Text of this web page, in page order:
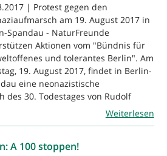
| Protest gegen den
am 19. August 2017 in
Spandau - NaturFreunde
Aktionen vom "Bündnis für
und tolerantes Berlin". Am
19. August 2017, findet in Berlin-
eine neonazistische
des 30. Todestages von Rudolf
Weiterlesen
A 100 stoppen!